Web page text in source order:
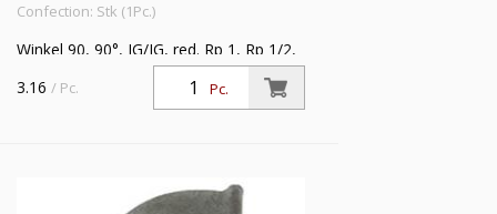
Confection: Stk (1Pc.)
Winkel 90, 90°, IG/IG, red. Rp 1, Rp 1/2,
Temperguss verzinkt,
Betriebstemperatur -20 °C bis 300 °C,
Pc.
3.16 / Pc.